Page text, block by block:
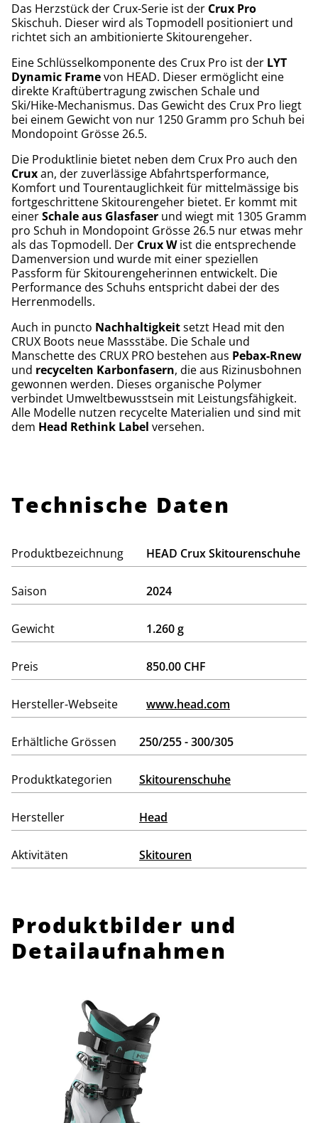
Das Herzstück der Crux-Serie ist der Crux Pro
Skischuh. Dieser wird als Topmodell positioniert und
richtet sich an ambitionierte Skitourengeher.
Eine Schlüsselkomponente des Crux Pro ist der LYT
Dynamic Framevon HEAD. Dieser ermöglicht eine
direkte Kraftübertragung zwischen Schale und
Ski/Hike-Mechanismus. Das Gewicht des Crux Pro liegt
bei einem Gewicht von nur 1250 Gramm pro Schuh bei
Mondopoint Grösse 26.5.
Die Produktlinie bietet neben dem Crux Pro auch den
Cruxan, der zuverlässige Abfahrtsperformance,
Komfort und Tourentauglichkeit für mittelmässige bis
fortgeschrittene Skitourengeher bietet. Er kommt mit
einerSchale aus Glasfaser und wiegt mit 1305 Gramm
pro Schuh in Mondopoint Grösse 26.5 nur etwas mehr
als das Topmodell. Der Crux Wist die entsprechende
Damenversion und wurde mit einer speziellen
Passform für Skitourengeherinnen entwickelt. Die
Performance des Schuhs entspricht dabei der des
Herrenmodells.
Auch in puncto Nachhaltigkeitsetzt Head mit den
CRUX Boots neue Massstäbe. Die Schale und
Manschette des CRUX PRO bestehen aus Pebax-Rnew
und recycelten Karbonfasern, die aus Rizinusbohnen
gewonnen werden. Dieses organische Polymer
verbindet Umweltbewusstsein mit Leistungsfähigkeit.
Alle Modelle nutzen recycelte Materialien und sind mit
dem Head Rethink Label versehen.
Technische Daten
Produktbezeichnung HEAD Crux Skitourenschuhe
Saison 2024
Gewicht 1.260 g
Preis 850.00 CHF
Hersteller-Webseite www.head.com
Erhältliche Grössen 250/255 - 300/305
Produktkategorien Skitourenschuhe
Hersteller Head
Aktivitäten Skitouren
Produktbilder und
Detailaufnahmen